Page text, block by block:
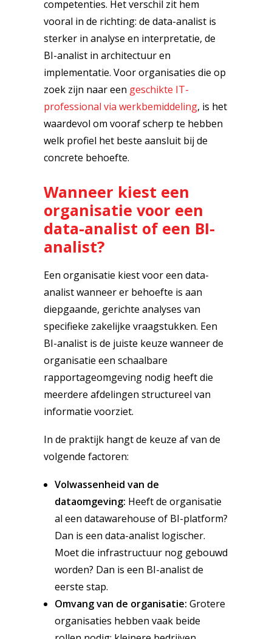
competenties. Het verschil zit hem
vooral in de richting: de data-analist is
sterker in analyse en interpretatie, de
BI-analist in architectuur en
implementatie. Voor organisaties die op
zoek zijn naar een geschikte IT-
professional via werkbemiddeling, is het
waardevol om vooraf scherp te hebben
welk profiel het beste aansluit bij de
concrete behoefte.
Wanneer kiest een
organisatie voor een
data-analist of een BI-
analist?
Een organisatie kiest voor een data-
analist wanneer er behoefte is aan
diepgaande, gerichte analyses van
specifieke zakelijke vraagstukken. Een
BI-analist is de juiste keuze wanneer de
organisatie een schaalbare
rapportageomgeving nodig heeft die
meerdere afdelingen structureel van
informatie voorziet.
In de praktijk hangt de keuze af van de
volgende factoren:
Volwassenheid van de
dataomgeving: Heeft de organisatie
al een datawarehouse of BI-platform?
Dan is een data-analist logischer.
Moet die infrastructuur nog gebouwd
worden? Dan is een BI-analist de
eerste stap.
Omvang van de organisatie: Grotere
organisaties hebben vaak beide